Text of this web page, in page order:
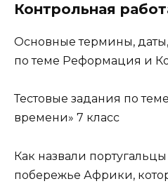
Контрольная
Основные термины,
по теме Реформация и
Тестовые задания по
времени» 7 класс
Как назвали
побережье Африки,